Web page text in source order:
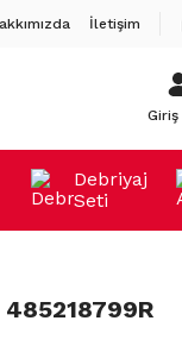
İletişim
Giriş
Debriyaj
Seti